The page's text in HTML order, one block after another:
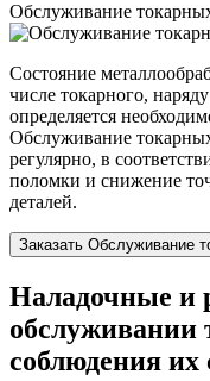
Обслуживание
Состояние
числе токарного,
определяется
Обслуживание
регулярно, в
поломки и снижение
деталей.
Заказать Обслуживание
Наладочные и
обслуживании
соблюдения их